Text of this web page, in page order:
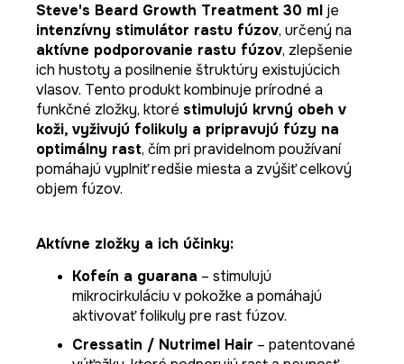
Steve's Beard Growth Treatment 30 ml je
intenzívny stimulátor rastu fúzov, určený na
aktívne podporovanie rastu fúzov, zlepšenie
ich hustoty a posilnenie štruktúry existujúcich
vlasov. Tento produkt kombinuje prírodné a
funkčné zložky, ktoré stimulujú krvný obeh v
koži, vyživujú folikuly a pripravujú fúzy na
optimálny rast, čím pri pravidelnom používaní
pomáhajú vyplniť redšie miesta a zvýšiť celkový
objem fúzov.
Aktívne zložky a ich účinky:
Kofeín a guarana – stimulujú
mikrocirkuláciu v pokožke a pomáhajú
aktivovať folikuly pre rast fúzov.
Cressatin / Nutrimel Hair – patentované